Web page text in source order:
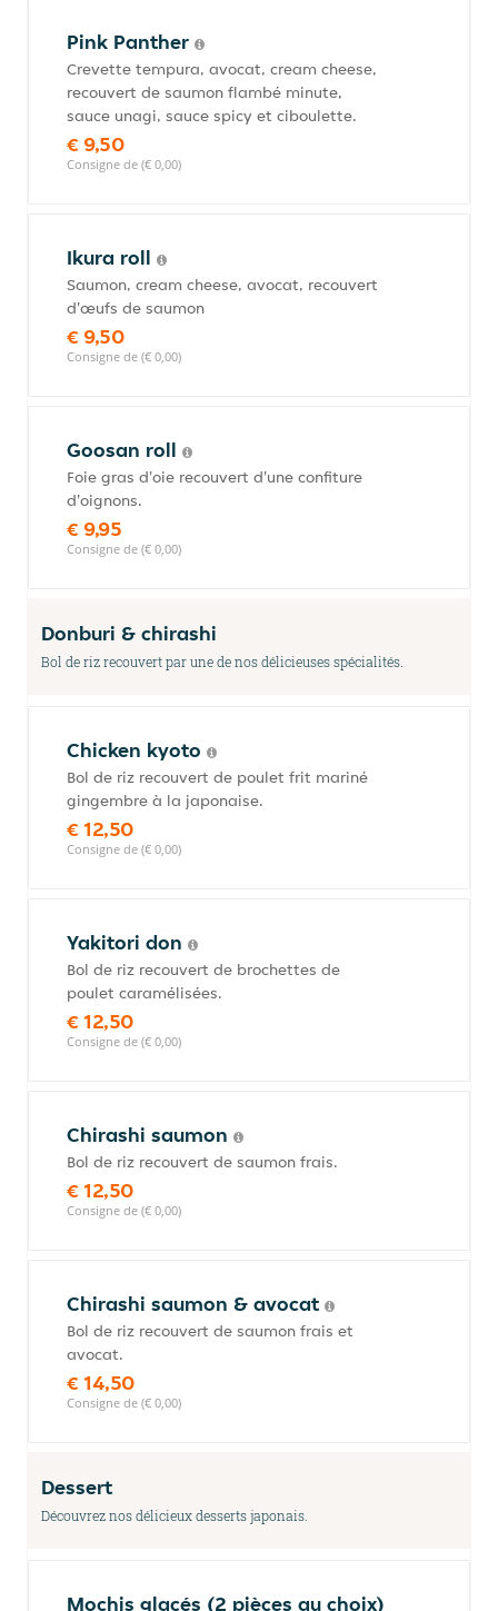
Pink Panther
Crevette tempura, avocat, cream cheese,
recouvert de saumon flambé minute,
sauce unagi, sauce spicy et ciboulette.
€ 9,50
Consigne de (€ 0,00)
Ikura roll
Saumon, cream cheese, avocat, recouvert
d'œufs de saumon
€ 9,50
Consigne de (€ 0,00)
Goosan roll
Foie gras d'oie recouvert d'une confiture
d'oignons.
€ 9,95
Consigne de (€ 0,00)
Donburi & chirashi
Bol de riz recouvert par une de nos délicieuses spécialités.
Chicken kyoto
Bol de riz recouvert de poulet frit mariné
gingembre à la japonaise.
€ 12,50
Consigne de (€ 0,00)
Yakitori don
Bol de riz recouvert de brochettes de
poulet caramélisées.
€ 12,50
Consigne de (€ 0,00)
Chirashi saumon
Bol de riz recouvert de saumon frais.
€ 12,50
Consigne de (€ 0,00)
Chirashi saumon & avocat
Bol de riz recouvert de saumon frais et
avocat.
€ 14,50
Consigne de (€ 0,00)
Dessert
Découvrez nos délicieux desserts japonais.
Mochis glacés (2 pièces au choix)